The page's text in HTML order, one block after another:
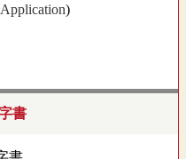
Application)
書